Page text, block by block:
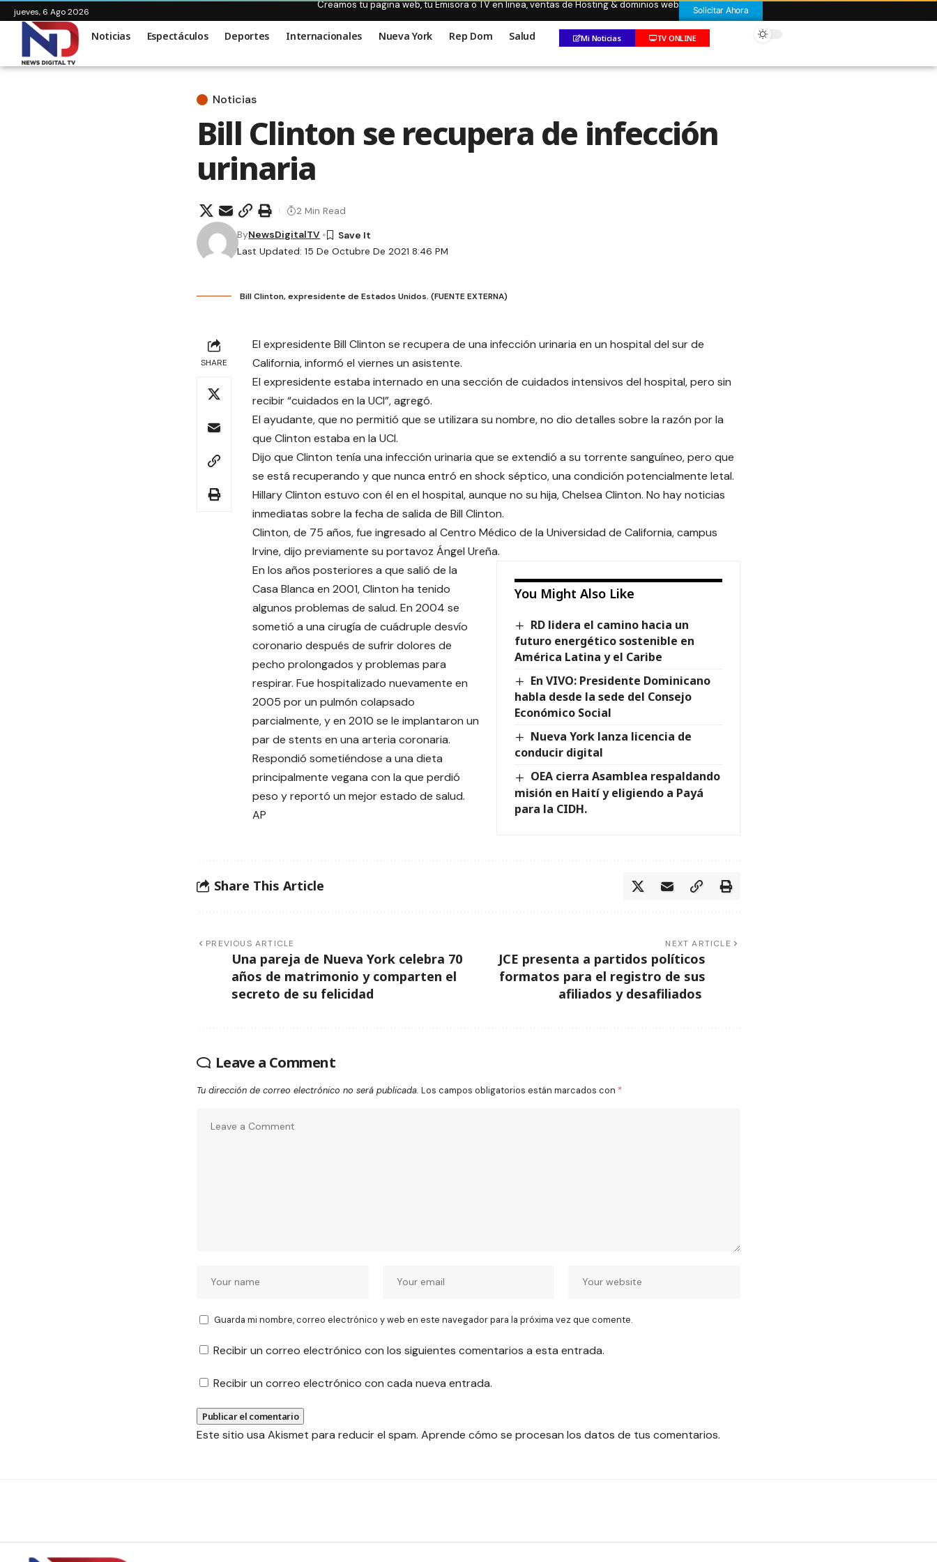
jueves, 6 Ago 2026
Creamos tu pagina web, tu Emisora o TV en linea, ventas de Hosting & dominios web Solicitar Ahora
Noticias Espectáculos Deportes Internacionales Nueva York Rep Dom Salud Mi Noticias TV ONLINE
Noticias
Bill Clinton se recupera de infección
urinaria
Last Updated: 15 De Octubre De 2021 8:46 PM
ByNewsDigitalTV
2 Min Read
Bill Clinton, expresidente de Estados Unidos. (FUENTE EXTERNA)
SHARE
El expresidente Bill Clinton se recupera de una infección urinaria en un hospital del sur de
California, informó el viernes un asistente.
El expresidente estaba internado en una sección de cuidados intensivos del hospital, pero sin
recibir “cuidados en la UCI”, agregó.
El ayudante, que no permitió que se utilizara su nombre, no dio detalles sobre la razón por la
que Clinton estaba en la UCI.
Dijo que Clinton tenía una infección urinaria que se extendió a su torrente sanguíneo, pero que
se está recuperando y que nunca entró en shock séptico, una condición potencialmente letal.
Hillary Clinton estuvo con él en el hospital, aunque no su hija, Chelsea Clinton. No hay noticias
inmediatas sobre la fecha de salida de Bill Clinton.
Clinton, de 75 años, fue ingresado al Centro Médico de la Universidad de California, campus
Irvine, dijo previamente su portavoz Ángel Ureña.
You Might Also Like
RD lidera el camino hacia un
futuro energético sostenible en
América Latina y el Caribe
En VIVO: Presidente Dominicano
habla desde la sede del Consejo
Económico Social
Nueva York lanza licencia de
conducir digital
OEA cierra Asamblea respaldando
misión en Haití y eligiendo a Payá
para la CIDH.
En los años posteriores a que salió de la
Casa Blanca en 2001, Clinton ha tenido
algunos problemas de salud. En 2004 se
sometió a una cirugía de cuádruple desvío
coronario después de sufrir dolores de
pecho prolongados y problemas para
respirar. Fue hospitalizado nuevamente en
2005 por un pulmón colapsado
parcialmente, y en 2010 se le implantaron un
par de stents en una arteria coronaria.
Respondió sometiéndose a una dieta
principalmente vegana con la que perdió
peso y reportó un mejor estado de salud.
AP
Share This Article
PREVIOUS ARTICLE
Una pareja de Nueva York celebra 70
años de matrimonio y comparten el
secreto de su felicidad
NEXT ARTICLE
JCE presenta a partidos políticos
formatos para el registro de sus
afiliados y desafiliados
Leave a Comment
Tu dirección de correo electrónico no será publicada. Los campos obligatorios están marcados con *
Guarda mi nombre, correo electrónico y web en este navegador para la próxima vez que comente.
Recibir un correo electrónico con los siguientes comentarios a esta entrada.
Recibir un correo electrónico con cada nueva entrada.
Este sitio usa Akismet para reducir el spam. Aprende cómo se procesan los datos de tus comentarios.